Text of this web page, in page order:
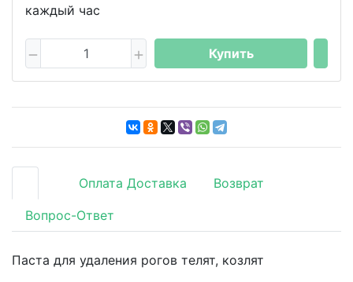
каждый час
Купить
Оплата Доставка Возврат
Вопрос-Ответ
Паста для удаления рогов телят, козлят